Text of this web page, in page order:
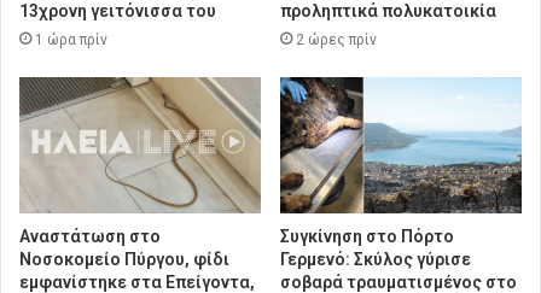
13χρονη γειτόνισσα του
1 ώρα πρίν
προληπτικά πολυκατοικία
2 ώρες πρίν
Αναστάτωση στο
Νοσοκομείο Πύργου, φίδι
εμφανίστηκε στα Επείγοντα,
Συγκίνηση στο Πόρτο
Γερμενό: Σκύλος γύρισε
σοβαρά τραυματισμένος στο